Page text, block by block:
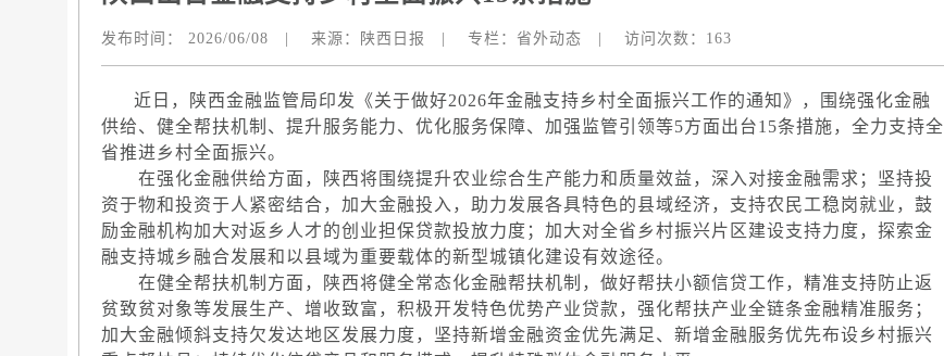
发布时间： 2026/06/08 来源： 陕西日报 专栏： 省外动态 访问次数： 163
近日，陕西金融监管局印发《关于做好2026年金融支持乡村全面振兴工作的通知》，围绕强化金融
供给、健全帮扶机制、提升服务能力、优化服务保障、加强监管引领等5方面出台15条措施，全力支持全
省推进乡村全面振兴。
在强化金融供给方面，陕西将围绕提升农业综合生产能力和质量效益，深入对接金融需求；坚持投
资于物和投资于人紧密结合，加大金融投入，助力发展各具特色的县域经济，支持农民工稳岗就业，鼓
励金融机构加大对返乡人才的创业担保贷款投放力度；加大对全省乡村振兴片区建设支持力度，探索金
融支持城乡融合发展和以县域为重要载体的新型城镇化建设有效途径。
在健全帮扶机制方面，陕西将健全常态化金融帮扶机制，做好帮扶小额信贷工作，精准支持防止返
贫致贫对象等发展生产、增收致富，积极开发特色优势产业贷款，强化帮扶产业全链条金融精准服务；
加大金融倾斜支持欠发达地区发展力度，坚持新增金融资金优先满足、新增金融服务优先布设乡村振兴